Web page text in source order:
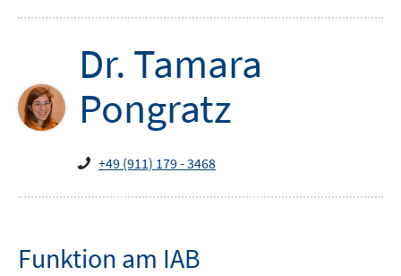
Dr. Tamara
Pongratz
+49 (911) 179 - 3468
Funktion am IAB